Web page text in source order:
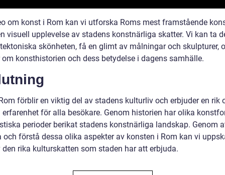
om konst i Rom kan vi utforska Roms mest framstående
visuell upplevelse av stadens konstnärliga skatter. Vi kan ta
skönheten, få en glimt av målningar och skulpturer,
om konsthistorien och dess betydelse i dagens samhälle.
förblir en viktig del av stadens kulturliv och erbjuder en rik
erfarenhet för alla besökare. Genom historien har olika
perioder berikat stadens konstnärliga landskap. Genom
och förstå dessa olika aspekter av konsten i Rom kan vi
rika kulturskatten som staden har att erbjuda.